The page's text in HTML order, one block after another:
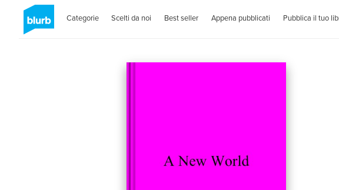
Categorie Scelti da noi Best seller Appena pubblicati Pubblica il tuo